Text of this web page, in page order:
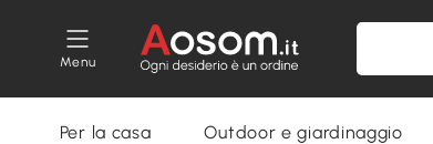
Menu
Per la casa Outdoor e giardinaggio